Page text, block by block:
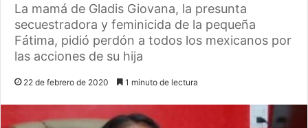
La mamá de Gladis Giovana, la presunta
secuestradora y feminicida de la pequeña
Fátima, pidió perdón a todos los mexicanos por
las acciones de su hija
22 de febrero de 2020 1 minuto de lectura